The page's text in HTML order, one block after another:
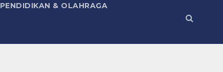
PENDIDIKAN & OLAHRAGA